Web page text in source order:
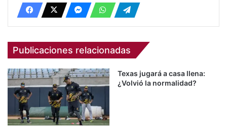
Publicaciones relacionadas
Texas jugará a casa llena:
¿Volvió la normalidad?